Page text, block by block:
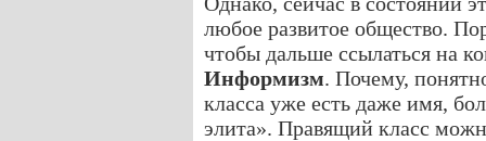
любое развитое общество.
чтобы дальше ссылаться на
Информизм. Почему,
класса уже есть даже имя,
элита». Правящий класс